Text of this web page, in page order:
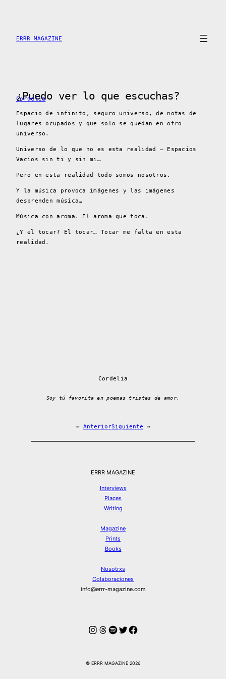
contenido
ERRR MAGAZINE
¿Puedo ver lo que escuchas?
Cordelia
Espacio de infinito, seguro universo, de notas de
lugares ocupados y que solo se quedan en otro
universo.
Universo de lo que no es esta realidad – Espacios
Vacíos sin ti y sin mi…
Pero en esta realidad todo somos nosotros.
Y la música provoca imágenes y las imágenes
desprenden música…
Música con aroma. El aroma que toca.
¿Y el tocar? El tocar… Tocar me falta en esta
realidad.
Cordelia
Soy tú favorita en poemas tristes de amor.
← AnteriorSiguiente →
ERRR MAGAZINE
Interviews
Places
Writing
Magazine
Prints
Books
Nosotrxs
Colaboraciones
info@errr-magazine.com
Instagram
Hilos
Spotify
Twitter
Facebook
© ERRR MAGAZINE 2026